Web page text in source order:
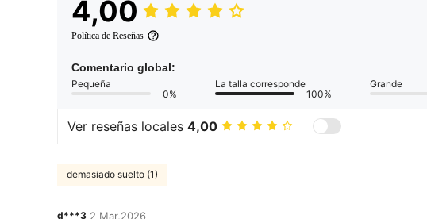
4,00
Política de Reseñas
Comentario global:
Pequeña
0%
La talla corresponde
100%
Grande
Ver reseñas locales 4,00
demasiado suelto (1)
d***3 2 Mar,2026